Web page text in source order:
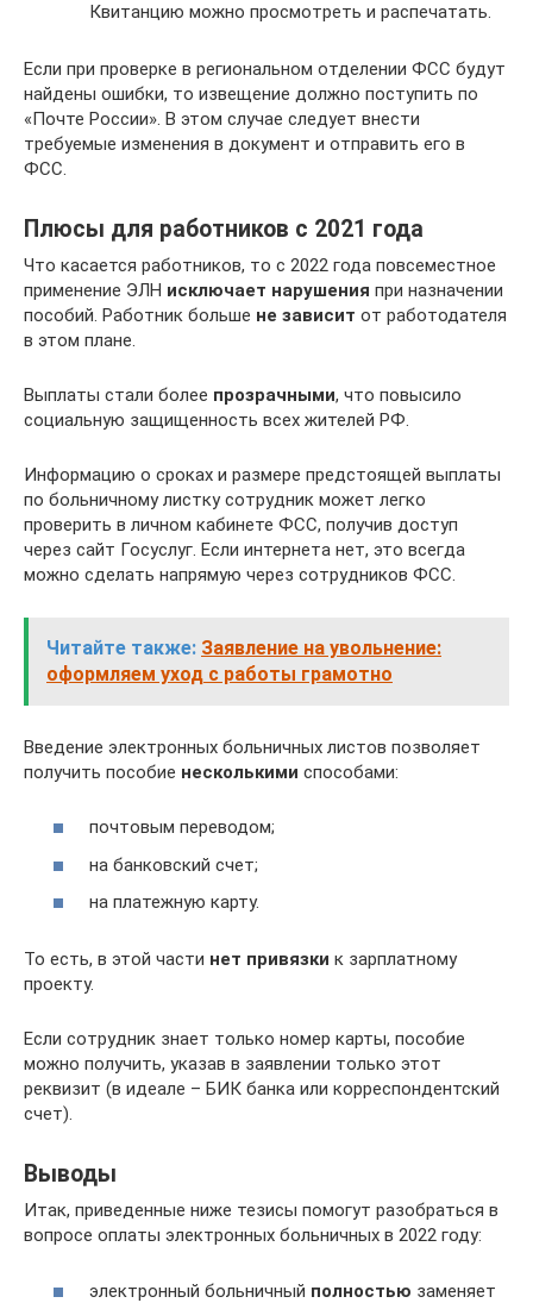
Квитанцию можно просмотреть и распечатать.
Если при проверке в региональном отделении ФСС будут
найдены ошибки, то извещение должно поступить по
«Почте России». В этом случае следует внести
требуемые изменения в документ и отправить его в
ФСС.
Плюсы для работников с 2021 года
Что касается работников, то с 2022 года повсеместное
применение ЭЛН исключает нарушения при назначении
пособий. Работник больше не зависит от работодателя
в этом плане.
Выплаты стали более прозрачными, что повысило
социальную защищенность всех жителей РФ.
Информацию о сроках и размере предстоящей выплаты
по больничному листку сотрудник может легко
проверить в личном кабинете ФСС, получив доступ
через сайт Госуслуг. Если интернета нет, это всегда
можно сделать напрямую через сотрудников ФСС.
Читайте также: Заявление на увольнение:
оформляем уход с работы грамотно
Введение электронных больничных листов позволяет
получить пособие несколькими способами:
почтовым переводом;
на банковский счет;
на платежную карту.
То есть, в этой части нет привязки к зарплатному
проекту.
Если сотрудник знает только номер карты, пособие
можно получить, указав в заявлении только этот
реквизит (в идеале – БИК банка или корреспондентский
счет).
Выводы
Итак, приведенные ниже тезисы помогут разобраться в
вопросе оплаты электронных больничных в 2022 году:
электронный больничный полностью заменяет